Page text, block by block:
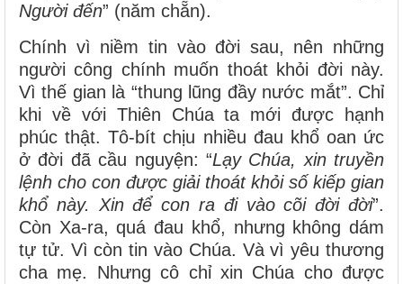
Người đến” (năm chẵn).
Chính vì niềm tin vào đời sau, nên những
người công chính muốn thoát khỏi đời này.
Vì thế gian là “thung lũng đầy nước mắt”. Chỉ
khi về với Thiên Chúa ta mới được hạnh
phúc thật. Tô-bít chịu nhiều đau khổ oan ức
ở đời đã cầu nguyện: “Lạy Chúa, xin truyền
lệnh cho con được giải thoát khỏi số kiếp gian
khổ này. Xin để con ra đi vào cõi đời đời”.
Còn Xa-ra, quá đau khổ, nhưng không dám
tự tử. Vì còn tin vào Chúa. Và vì yêu thương
cha mẹ. Nhưng cô chỉ xin Chúa cho được